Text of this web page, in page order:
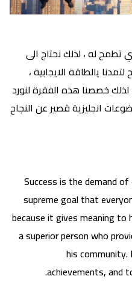
تطمح له ، لذلك نحتاج الى
يالطاقة الايجابية ،
لذلك خصصنا هذه الفقرة لنورد
انجليزية قصير عن النجاح
Success is the demand
supreme goal that
because it gives meaning to
a superior person who
his
achievements, and